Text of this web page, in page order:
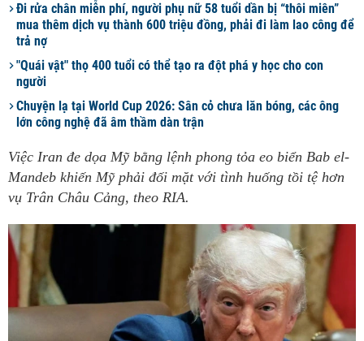
Đi rửa chân miễn phí, người phụ nữ 58 tuổi dần bị “thôi miên”
mua thêm dịch vụ thành 600 triệu đồng, phải đi làm lao công để
trả nợ
"Quái vật" thọ 400 tuổi có thể tạo ra đột phá y học cho con
người
Chuyện lạ tại World Cup 2026: Sân cỏ chưa lăn bóng, các ông
lớn công nghệ đã âm thầm dàn trận
Việc Iran đe dọa Mỹ bằng lệnh phong tỏa eo biển Bab el-
Mandeb khiến Mỹ phải đối mặt với tình huống tồi tệ hơn
vụ Trân Châu Cảng, theo RIA.